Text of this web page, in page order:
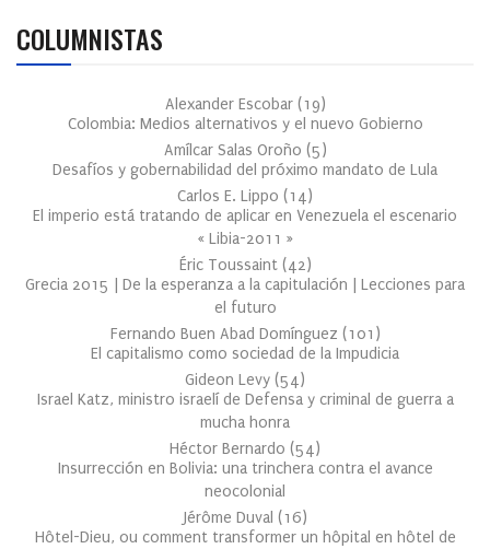
COLUMNISTAS
Alexander Escobar (19)
Colombia: Medios alternativos y el nuevo Gobierno
Amílcar Salas Oroño (5)
Desafíos y gobernabilidad del próximo mandato de Lula
Carlos E. Lippo (14)
El imperio está tratando de aplicar en Venezuela el escenario
« Libia-2011 »
Éric Toussaint (42)
Grecia 2015 | De la esperanza a la capitulación | Lecciones para
el futuro
Fernando Buen Abad Domínguez (101 )
El capitalismo como sociedad de la Impudicia
Gideon Levy (54)
Israel Katz, ministro israelí de Defensa y criminal de guerra a
mucha honra
Héctor Bernardo (54)
Insurrección en Bolivia: una trinchera contra el avance
neocolonial
Jérôme Duval (16)
Hôtel-Dieu, ou comment transformer un hôpital en hôtel de